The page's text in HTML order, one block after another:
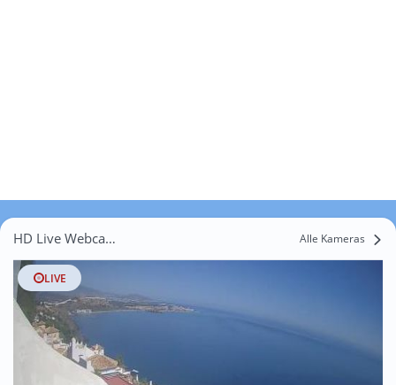
HD Live Webcams Los Arcos Alle Kameras
LIVE